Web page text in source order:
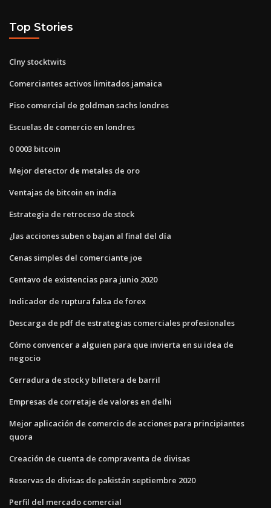
Top Stories
Clny stocktwits
Comerciantes activos limitados jamaica
Piso comercial de goldman sachs londres
Escuelas de comercio en londres
0 0003 bitcoin
Mejor detector de metales de oro
Ventajas de bitcoin en india
Estrategia de retroceso de stock
¿las acciones suben o bajan al final del día
Cenas simples del comerciante joe
Centavo de existencias para junio 2020
Indicador de ruptura falsa de forex
Descarga de pdf de estrategias comerciales profesionales
Cómo convencer a alguien para que invierta en su idea de
negocio
Cerradura de stock y billetera de barril
Empresas de corretaje de valores en delhi
Mejor aplicación de comercio de acciones para principiantes
quora
Creación de cuenta de compraventa de divisas
Reservas de divisas de pakistán septiembre 2020
Perfil del mercado comercial